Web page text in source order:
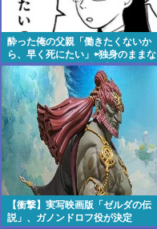
酔った俺の父親「働きたくないか
ら、早く死にたい」⇦独身のままな
ら、ほどほどな労働で良かったの
にな。 自己責任だよ
【衝撃】実写映画版「ゼルダの伝
説」、ガノンドロフ役が決定